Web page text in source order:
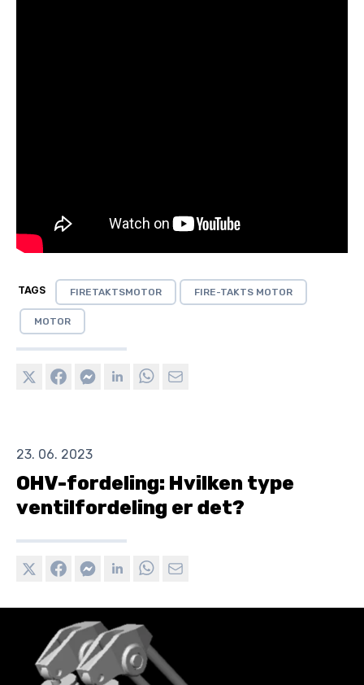
TAGS FIRETAKTSMOTOR FIRE-TAKTS MOTOR
MOTOR
23. 06. 2023
OHV-fordeling: Hvilken type
ventilfordeling er det?